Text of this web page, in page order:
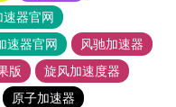
速器官网
速器官网
风驰加速器
版
旋风加速度器
原子加速器